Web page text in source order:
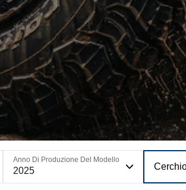
Anno Di Produzione Del Modello
2025